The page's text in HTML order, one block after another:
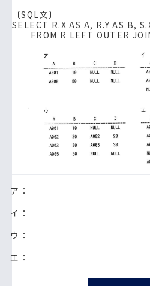
〔SQL文〕
SELECT R.X AS A, R.Y AS B,
FROM R LEFT OUTER
ア：
イ：
ウ：
エ：